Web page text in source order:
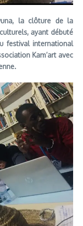
la clôture de la
ayant débuté
festival international
Kam’art avec